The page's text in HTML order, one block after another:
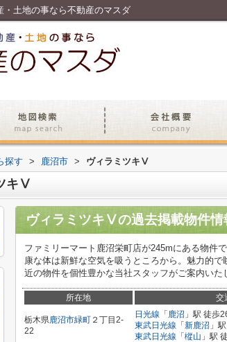
土地の事なら不動産のマスダ
探す > 鹿沼市 > ヴィラミツキⅤ
キⅤ
ヴィラミツキⅤの過去掲載物件情
ファミリーマート鹿沼栄町店が245mにある物件
康な体は新鮮な空気を吸うところから。魅力的
近の物件を個性豊かな当社スタッフがご案内いた
所在地 交
栃木県鹿沼市緑町 ２丁目2-
22
日光線 「 鹿沼 」駅 徒歩
東武日光線 「 新鹿沼 」
東武日光線 「 樅山 」駅